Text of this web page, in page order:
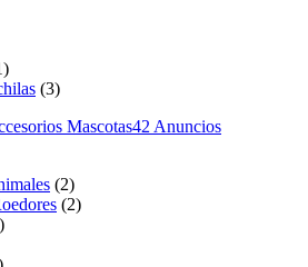
(3)
Mascotas42 Anuncios
(2)
(2)